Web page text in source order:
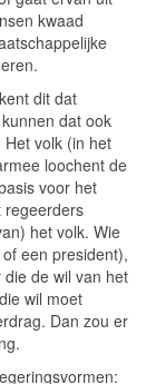
kwaad
dit dat
dat ook
volk (in het
loochent de
voor het
regeerders
het volk. Wie
een president),
de wil van het
wil moet
Dan zou er